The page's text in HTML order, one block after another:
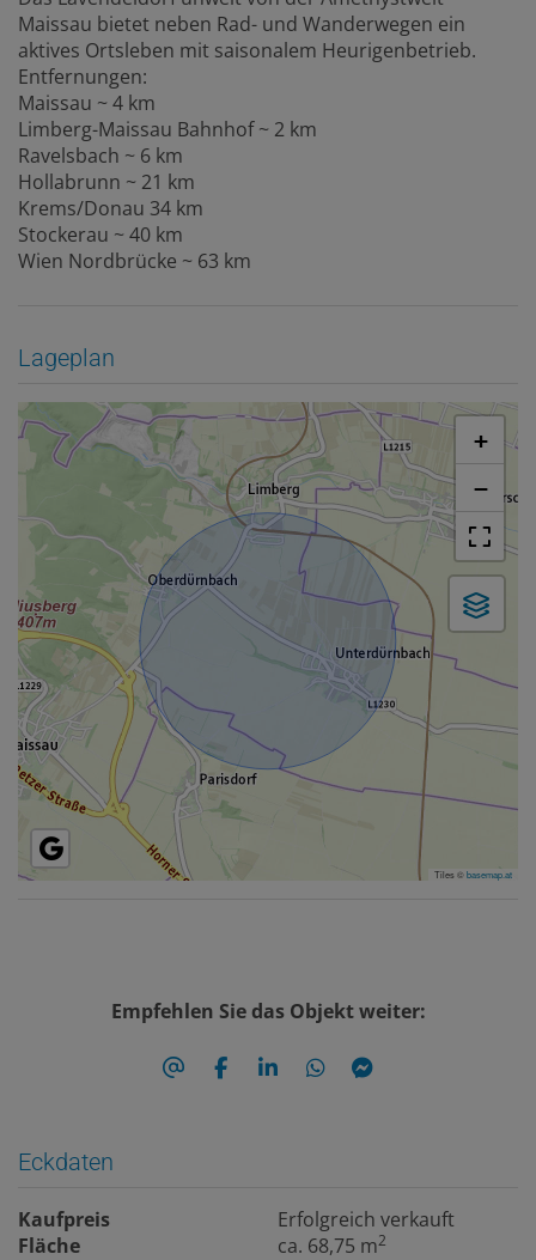
Maissau bietet neben Rad- und Wanderwegen ein
aktives Ortsleben mit saisonalem Heurigenbetrieb.
Entfernungen:
Maissau ~ 4 km
Limberg-Maissau Bahnhof ~ 2 km
Ravelsbach ~ 6 km
Hollabrunn ~ 21 km
Krems/Donau 34 km
Stockerau ~ 40 km
Wien Nordbrücke ~ 63 km
Lageplan
+
−
Tiles ©basemap.at
Empfehlen Sie das Objekt weiter:
Eckdaten
Kaufpreis
Erfolgreich verkauft
Fläche
ca. 68,75 m2